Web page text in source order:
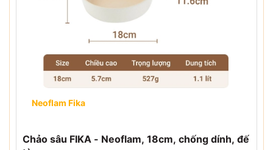
Neoflam Fika
Chảo sâu FIKA - Neoflam, 18cm, chống dính, đế